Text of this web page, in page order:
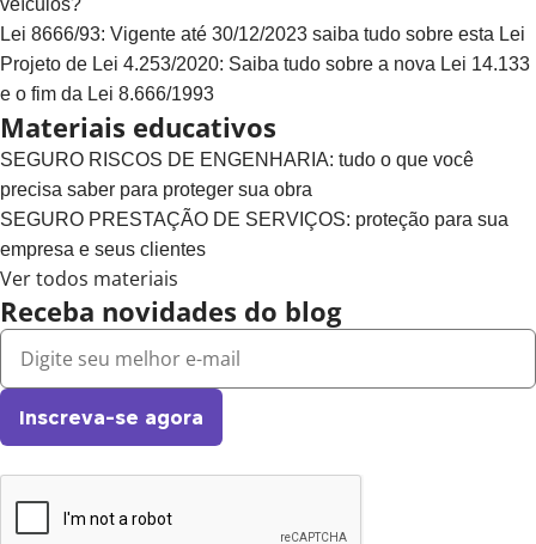
veículos?
Lei 8666/93: Vigente até 30/12/2023 saiba tudo sobre esta Lei
Projeto de Lei 4.253/2020: Saiba tudo sobre a nova Lei 14.133
e o fim da Lei 8.666/1993
Materiais educativos
SEGURO RISCOS DE ENGENHARIA: tudo o que você
precisa saber para proteger sua obra
SEGURO PRESTAÇÃO DE SERVIÇOS: proteção para sua
empresa e seus clientes
Ver todos materiais
Receba novidades do blog
Inscreva-se agora